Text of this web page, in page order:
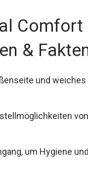
Comfort
&
und
um Hygiene